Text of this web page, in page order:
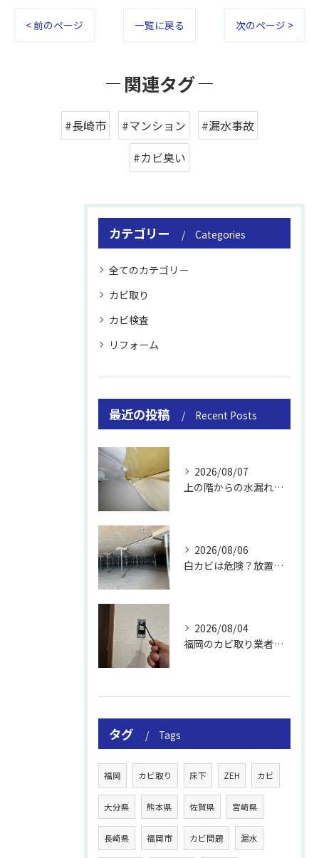
< 前のページ 一覧に戻る 次のページ >
関連タグ
#長崎市 #マンション
#漏水事故
#カビ臭い
カテゴリー Categories
全てのカテゴリー
カビ取り
カビ検査
リフォーム
最近の投稿 Recent Posts
2026/08/07
上の階からの水漏れでカビ｜対処法と業者
2026/08/06
白カビは危険？放置のリスクと取り方
2026/08/04
福岡のカビ取り業者おすすめの選び方と費用
タグ Tags
福岡 カビ取り 床下 ZEH カビ
大分県 熊本県 佐賀県 宮崎県
長崎県 福岡市 カビ問題 漏水